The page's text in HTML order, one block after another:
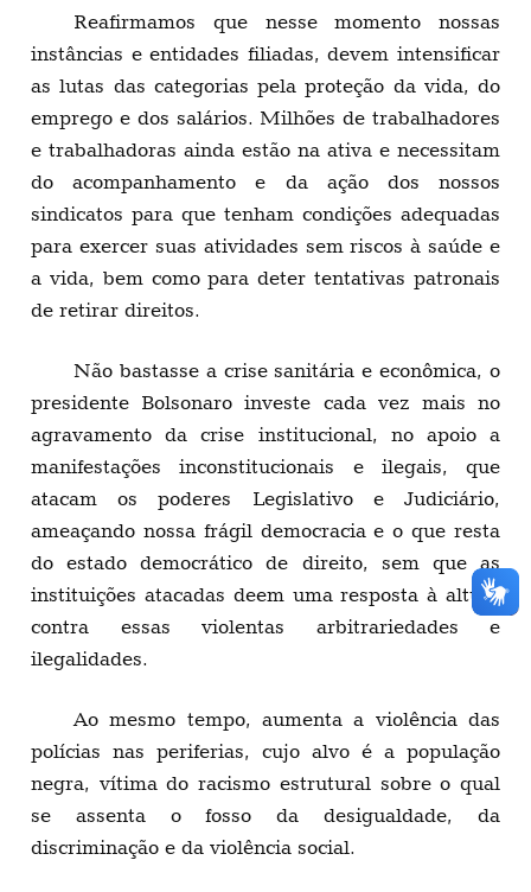
Reafirmamos que nesse momento nossas
instâncias e entidades filiadas, devem intensificar
as lutas das categorias pela proteção da vida, do
emprego e dos salários. Milhões de trabalhadores
e trabalhadoras ainda estão na ativa e necessitam
do acompanhamento e da ação dos nossos
sindicatos para que tenham condições adequadas
para exercer suas atividades sem riscos à saúde e
a vida, bem como para deter tentativas patronais
de retirar direitos.
Não bastasse a crise sanitária e econômica, o
presidente Bolsonaro investe cada vez mais no
agravamento da crise institucional, no apoio a
manifestações inconstitucionais e ilegais, que
atacam os poderes Legislativo e Judiciário,
ameaçando nossa frágil democracia e o que resta
do estado democrático de direito, sem que as
instituições atacadas deem uma resposta à altura
contra essas violentas arbitrariedades e
ilegalidades.
Ao mesmo tempo, aumenta a violência das
polícias nas periferias, cujo alvo é a população
negra, vítima do racismo estrutural sobre o qual
se assenta o fosso da desigualdade, da
discriminação e da violência social.